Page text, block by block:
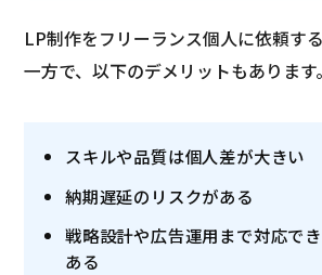
LP制作をフリーランス個人に依頼す
一方で、以下のデメリットもあります。
スキルや品質は個人差が大きい
納期遅延のリスクがある
戦略設計や広告運用まで対応で
ある